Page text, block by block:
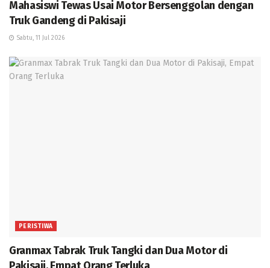
Mahasiswi Tewas Usai Motor Bersenggolan dengan
Truk Gandeng di Pakisaji
Sabtu, 11 Jul 2026
PERISTIWA
Granmax Tabrak Truk Tangki dan Dua Motor di